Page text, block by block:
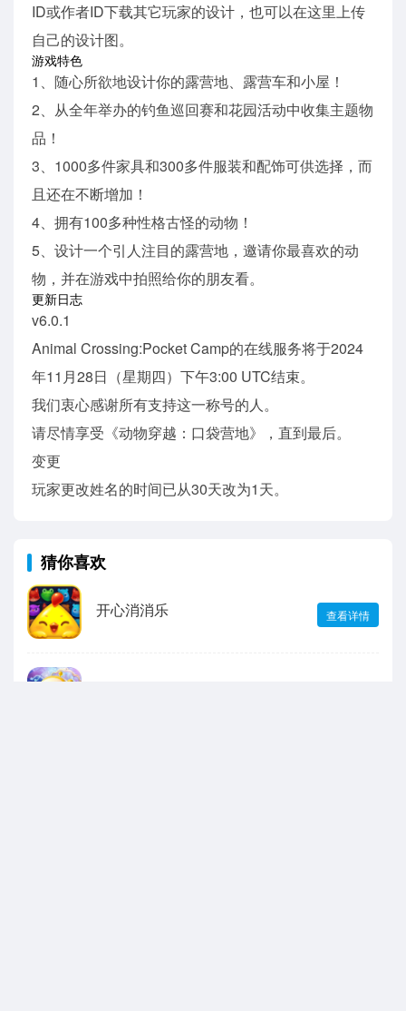
ID或作者ID下载其它玩家的设计，也可以在这里上传
自己的设计图。
游戏特色
1、随心所欲地设计你的露营地、露营车和小屋！
2、从全年举办的钓鱼巡回赛和花园活动中收集主题物
品！
3、1000多件家具和300多件服装和配饰可供选择，而
且还在不断增加！
4、拥有100多种性格古怪的动物！
5、设计一个引人注目的露营地，邀请你最喜欢的动
物，并在游戏中拍照给你的朋友看。
更新日志
v6.0.1
Animal Crossing:Pocket Camp的在线服务将于2024
年11月28日（星期四）下午3:00 UTC结束。
我们衷心感谢所有支持这一称号的人。
请尽情享受《动物穿越：口袋营地》，直到最后。
变更
玩家更改姓名的时间已从30天改为1天。
猜你喜欢
开心消消乐 查看详情